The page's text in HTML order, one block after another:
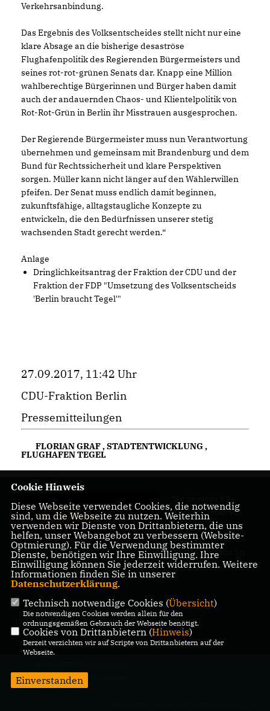
Verkehrsanbindung.
Das Ergebnis des Volksentscheides stellt nicht nur eine
klare Absage an die bisherige desaströse
Flughafenpolitik des Regierenden Bürgermeisters und
seines rot-rot-grünen Senats dar. Knapp eine Million
wahlberechtige Bürgerinnen und Bürger haben damit
auch der andauernden Chaos- und Klientelpolitik von
Rot-Rot-Grün in Berlin ihr Misstrauen ausgesprochen.
Der Regierende Bürgermeister muss nun Verantwortung
übernehmen und gemeinsam mit Brandenburg und dem
Bund für Rechtssicherheit und klare Perspektiven
sorgen. Müller kann nicht länger auf den Wählerwillen
pfeifen. Der Senat muss endlich damit beginnen,
zukunftsfähige, alltagstaugliche Konzepte zu
entwickeln, die den Bedürfnissen unserer stetig
wachsenden Stadt gerecht werden.“
Anlage
Dringlichkeitsantrag der Fraktion der CDU und der
Fraktion der FDP "Umsetzung des Volksentscheids
'Berlin braucht Tegel'"
27.09.2017, 11:42 Uhr
CDU-Fraktion Berlin
Pressemitteilungen
FLORIAN GRAF,STADTENTWICKLUNG,
FLUGHAFEN TEGEL
Abgeordneten aus
allen Bezirken
Berlins sind wir die
größte Fraktion im
Berliner Abgeordnetenhaus.
IMPRESSUM DATENSCHUTZ KONTAKT
Alle Rechte vorbehalten.
Cookie Hinweis
Diese Webseite verwendet Cookies, die notwendig
sind, um die Webseite zu nutzen. Weiterhin
verwenden wir Dienste von Drittanbietern, die uns
helfen, unser Webangebot zu verbessern (Website-
Optmierung). Für die Verwendung bestimmter
Dienste, benötigen wir Ihre Einwilligung. Ihre
Einwilligung können Sie jederzeit widerrufen. Weitere
Informationen finden Sie in unserer
Datenschutzerklärung.
Technisch notwendige Cookies (Übersicht)
Die notwendigen Cookies werden allein für den
ordnungsgemäßen Gebrauch der Webseite benötigt.
Cookies von Drittanbietern (Hinweis)
Derzeit verzichten wir auf Scripte von Drittanbietern auf der
Webseite.
Einverstanden